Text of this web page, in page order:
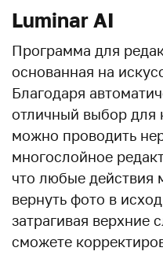
Luminar AI
Программа для
основанная на
Благодаря
отличный выбор для
можно проводить
многослойное
что любые действия
вернуть фото в
затрагивая верхние
сможете